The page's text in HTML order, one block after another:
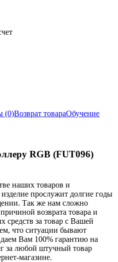
(0)Возврат товараОбучение
RGB (FUT096)
наших товаров и
прослужит долгие годы
Так же нам сложно
возврата товара и
средств за товар с Вашей
что ситуации бывают
Вам 100% гарантию на
за любой штучный товар
магазине.